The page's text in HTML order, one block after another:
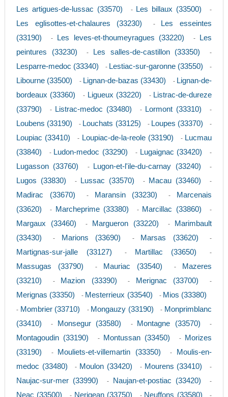
Les artigues-de-lussac (33570) - Les billaux (33500) -
Les eglisottes-et-chalaures (33230) -
Les esseintes
(33190)
- Les leves-et-thoumeyragues (33220) -
Les
peintures (33230)
- Les salles-de-castillon (33350) -
Lesparre-medoc (33340) - Lestiac-sur-garonne (33550) -
Libourne (33500) - Lignan-de-bazas (33430) - Lignan-de-
bordeaux (33360)
- Ligueux (33220) - Listrac-de-dureze
(33790)
- Listrac-medoc (33480) - Lormont (33310) -
Loubens (33190) - Louchats (33125) - Loupes (33370) -
Loupiac (33410) - Loupiac-de-la-reole (33190) - Lucmau
(33840)
- Ludon-medoc (33290) - Lugaignac (33420) -
Lugasson (33760) - Lugon-et-l'ile-du-carnay (33240) -
Lugos (33830) - Lussac (33570) - Macau (33460) -
Madirac (33670) - Maransin (33230) -
Marcenais
(33620)
- Marcheprime (33380) - Marcillac (33860) -
Margaux (33460) - Margueron (33220) -
Marimbault
(33430)
- Marions (33690) - Marsas (33620) -
Martignas-sur-jalle (33127) - Martillac (33650) -
Massugas (33790) - Mauriac (33540) -
Mazeres
(33210)
- Mazion (33390) - Merignac (33700) -
Merignas (33350) - Mesterrieux (33540) - Mios (33380)
- Mombrier (33710) - Mongauzy (33190) - Monprimblanc
(33410)
- Monsegur (33580) - Montagne (33570) -
Montagoudin (33190) - Montussan (33450) -
Morizes
(33190)
- Mouliets-et-villemartin (33350) -
Moulis-en-
medoc (33480)
- Moulon (33420) - Mourens (33410) -
Naujac-sur-mer (33990) - Naujan-et-postiac (33420) -
Neac (33500) Nerigean (33750) Neuffons (33580)